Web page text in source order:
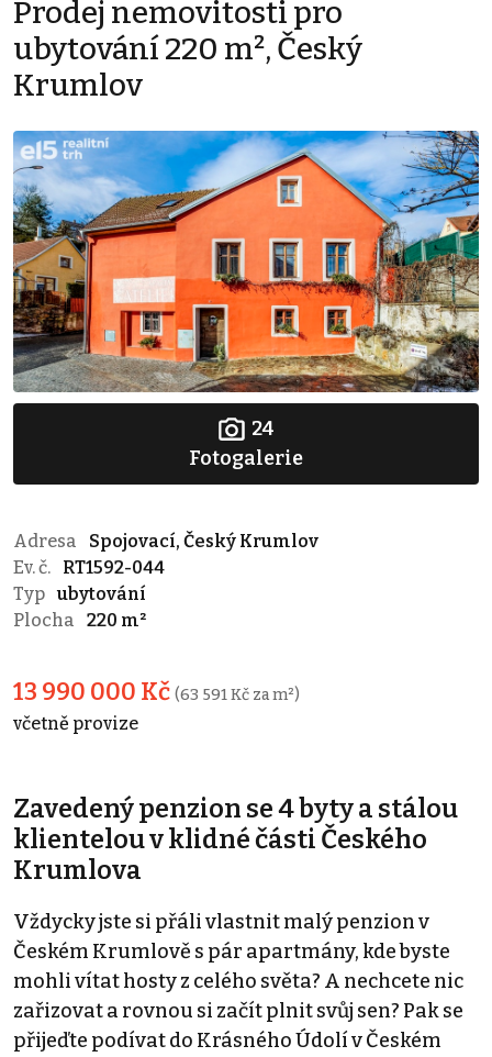
Prodej nemovitosti pro
ubytování 220 m², Český
Krumlov
24
Fotogalerie
Adresa
Spojovací, Český Krumlov
Ev. č.
RT1592-044
Typ ubytování
Plocha
220 m²
13 990 000 Kč (63 591 Kč za m²)
včetně provize
Zavedený penzion se 4 byty a stálou
klientelou v klidné části Českého
Krumlova
Vždycky jste si přáli vlastnit malý penzion v
Českém Krumlově s pár apartmány, kde byste
mohli vítat hosty z celého světa? A nechcete nic
zařizovat a rovnou si začít plnit svůj sen? Pak se
přijeďte podívat do Krásného Údolí v Českém